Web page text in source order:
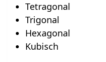
Tetragonal
Trigonal
Hexagonal
Kubisch